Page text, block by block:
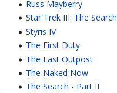
Russ Mayberry
Star Trek III: The
Styris IV
The First Duty
The Last Outpost
The Naked Now
The Search - Part II